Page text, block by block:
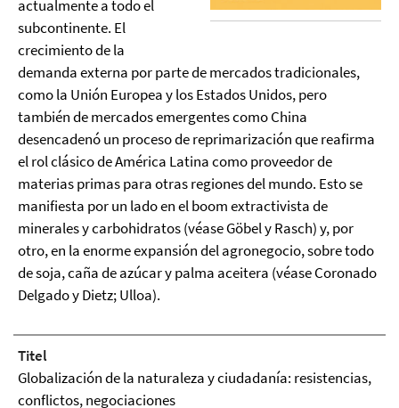
actualmente a todo el
subcontinente. El
crecimiento de la
demanda externa por parte de mercados tradicionales,
como la Unión Europea y los Estados Unidos, pero
también de mercados emergentes como China
desencadenó un proceso de reprimarización que reafirma
el rol clásico de América Latina como proveedor de
materias primas para otras regiones del mundo. Esto se
manifiesta por un lado en el boom extractivista de
minerales y carbohidratos (véase Göbel y Rasch) y, por
otro, en la enorme expansión del agronegocio, sobre todo
de soja, caña de azúcar y palma aceitera (véase Coronado
Delgado y Dietz; Ulloa).
Titel
Globalización de la naturaleza y ciudadanía: resistencias,
conflictos, negociaciones